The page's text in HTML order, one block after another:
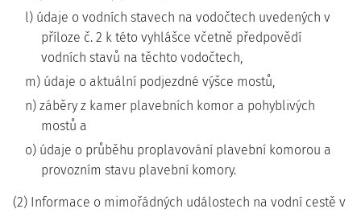
l) údaje o vodních stavech na vodočtech uvedených v
příloze č. 2 k této vyhlášce včetně předpovědí
vodních stavů na těchto vodočtech,
m) údaje o aktuální podjezdné výšce mostů,
n) záběry z kamer plavebních komor a pohyblivých
mostů a
o) údaje o průběhu proplavování plavební komorou a
provozním stavu plavební komory.
(2) Informace o mimořádných událostech na vodní cestě v